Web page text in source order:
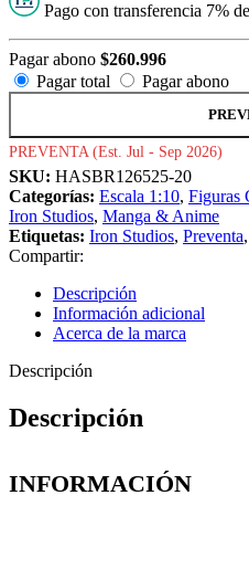
Pago con transferencia 7%
Pagar abono $260.996
Pagar total
Pagar abono
PREVENTA (Est. Jul - Sep 2026)
SKU: HASBR126525-20
Categorías: Escala 1:10, Figuras
Iron Studios, Manga & Anime
Etiquetas: Iron Studios, Preventa,
Compartir:
Descripción
Información adicional
Acerca de la marca
Descripción
Descripción
INFORMACIÓN